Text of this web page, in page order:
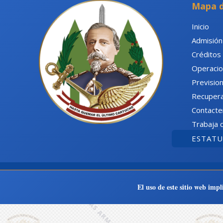
Mapa
Inicio
Admisión
Créditos
Trabaja
El uso de este sitio web